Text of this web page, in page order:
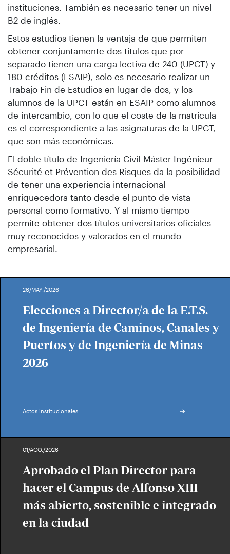
instituciones. También es necesario tener un nivel
B2 de inglés.
Estos estudios tienen la ventaja de que permiten
obtener conjuntamente dos títulos que por
separado tienen una carga lectiva de 240 (UPCT) y
180 créditos (ESAIP), solo es necesario realizar un
Trabajo Fin de Estudios en lugar de dos, y los
alumnos de la UPCT están en ESAIP como alumnos
de intercambio, con lo que el coste de la matrícula
es el correspondiente a las asignaturas de la UPCT,
que son más económicas.
El doble título de Ingeniería Civil-Máster Ingénieur
Sécurité et Prévention des Risques da la posibilidad
de tener una experiencia internacional
enriquecedora tanto desde el punto de vista
personal como formativo. Y al mismo tiempo
permite obtener dos títulos universitarios oficiales
muy reconocidos y valorados en el mundo
empresarial.
26/MAY./2026
Elecciones a Director/a de la E.T.S.
de Ingeniería de Caminos, Canales y
Puertos y de Ingeniería de Minas
2026
Actos institucionales
01/AGO./2026
Aprobado el Plan Director para
hacer el Campus de Alfonso XIII
más abierto, sostenible e integrado
en la ciudad